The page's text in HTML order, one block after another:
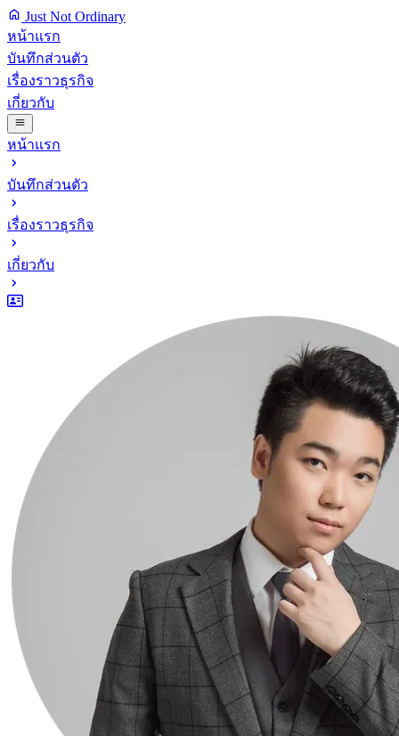
Just Not Ordinary
หน้าแรก
บันทึกส่วนตัว
เรื่องราวธุรกิจ
เกี่ยวกับ
หน้าแรก
บันทึกส่วนตัว
เรื่องราวธุรกิจ
เกี่ยวกับ